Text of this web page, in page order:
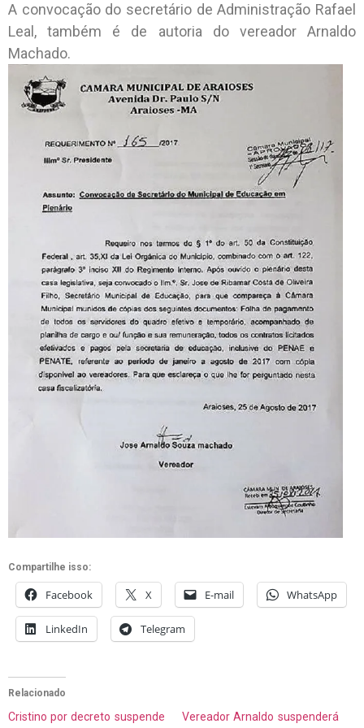
A convocação do secretário de Administração Rafael
Leal, também é de autoria do vereador Arnaldo
Machado.
Compartilhe isso:
Facebook X E-mail WhatsApp
LinkedIn Telegram
Relacionado
Cristino por decreto suspende
Vereador Arnaldo suspenderá